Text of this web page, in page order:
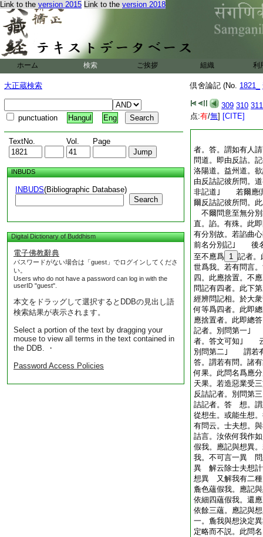
Link to the version 2015 Link to the version 2018
ホーム 検索 ご挨拶 組織 利
大正蔵検索
punctuation Hangul Eng
TextNo. Vol. Page
INBUDS
INBUDS(Bibliographic Database)
Search
Digital Dictionary of Buddhism
電子佛教辭典
パスワードがない場合は「guest」でログインしてくださ
い。
Users who do not have a password can log in with the
userID "guest".
本文をドラッグして選択するとDDBの見出し語
検索結果が表示されます。
Select a portion of the text by dragging your
mouse to view all terms in the text contained in
the DDB. ・
Password Access Policies
倶舍論記 (No. 1821_
309 310 311
点:有/無] [CITE]
者。答。謂如有人
問道。即由反詰。
洛陽道。益州道。
由反詰記彼所問。
非記道｣ 若爾應倶
爾反詰記彼所問。
不爾問意至無分
直。諂。有殊。此
有分別故。若諂曲
前名分別記｣ 後名
至不應爲 1 記者。
世爲我。若有問言
四。此應捨置。
問記有四者。此下
經辨問記相。於大
何等爲四者。此
應捨置者。此即
記者。別問第一｣
者。答文可知｣ 云
別問第二｣ 謂若
答。謂若有問。諸
何果。此問名爲應
天果。若造惡業
反詰記者。別問
詰記者。答 想。
從想生。或能生想
有問云。士夫想。
詰言。汝依何我作
假我。應記與想異
我。不可言一異 問
異 解云除士夫想計
想異 又解我有二種
麁色蘊假我。應記
依細四蘊假我。還
依餘三蘊。應記與
一。麁我與想決定
定略而不説。此